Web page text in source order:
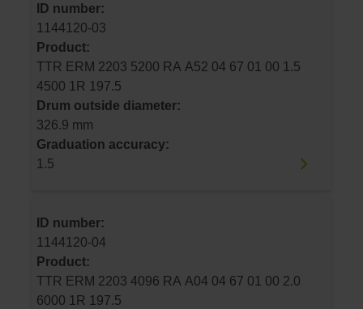
ID number:
1144120-03
Product:
TTR ERM 2203 5200 RA A52 04 67 01 00 1.5
4500 1R 197.5
Drum outside diameter:
326.9 mm
Graduation accuracy:
1.5
ID number:
1144120-04
Product:
TTR ERM 2203 4096 RA A04 04 67 01 00 2.0
6000 1R 197.5